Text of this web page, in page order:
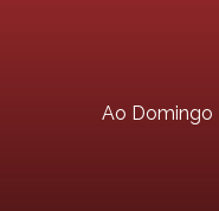
Ao Domingo